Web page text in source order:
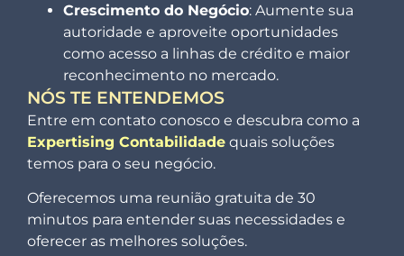
Crescimento do Negócio: Aumente sua
autoridade e aproveite oportunidades
como acesso a linhas de crédito e maior
reconhecimento no mercado.
NÓS TE ENTENDEMOS
Entre em contato conosco e descubra como a
Expertising Contabilidade quais soluções
temos para o seu negócio.
Oferecemos uma reunião gratuita de 30
minutos para entender suas necessidades e
oferecer as melhores soluções.